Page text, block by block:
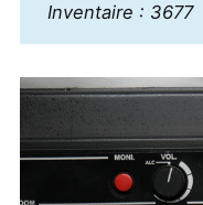
Inventaire : 3677